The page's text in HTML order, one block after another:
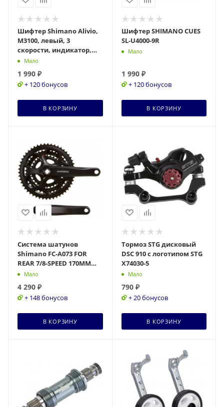
Шифтер Shimano Alivio,
M3100, левый, 3
скорости, индикатор,
трос 1800мм,
черный,ASLM3100LB
Мало
1 990 ₽
+ 120 бонусов
В КОРЗИНУ
Шифтер SHIMANO CUES
SL-U4000-9R
Мало
1 990₽
+ 120 бонусов
В КОРЗИНУ
Система шатунов
Shimano FC-A073 FOR
REAR 7/8-SPEED 170MM
50X39x30T W/O CG W/O
Мало
4 290 ₽
+ 148 бонусов
В КОРЗИНУ
Тормоз STG дисковый
DSC 910 с логотипом STG
Х74030-5
Мало
790₽
+ 20 бонусов
В КОРЗИНУ